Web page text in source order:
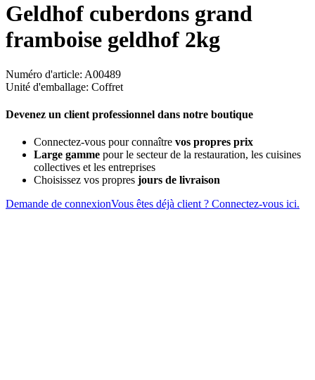
Geldhof cuberdons grand
framboise geldhof 2kg
Numéro d'article: A00489
Unité d'emballage: Coffret
Devenez un client professionnel dans notre boutique
Connectez-vous pour connaître vos propres prix
Large gamme pour le secteur de la restauration, les cuisines
collectives et les entreprises
Choisissez vos propres jours de livraison
Demande de connexionVous êtes déjà client ? Connectez-vous ici.